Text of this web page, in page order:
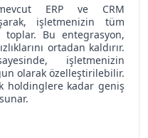
ERP ve CRM
işletmenizin tüm
Bu entegrasyon,
ortadan kaldırır.
işletmenizin
olarak özelleştirilebilir.
holdinglere kadar geniş